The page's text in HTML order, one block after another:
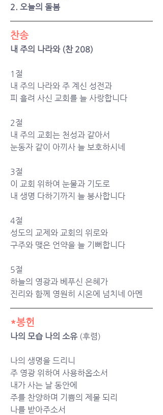
2. 오늘의 돌봄
찬송
내 주의 나라와 (찬 208)
1절
내 주의 나라와 주 계신 성전과
2절
내 주의 교회는 천성과 같아서
3절
이 교회 위하여 눈물과 기도로
4절
성도의 교제와 교회의 위로와
5절
하늘의 영광과 베푸신 은혜가
진리와 함께 영원히 시온에 넘치네 아멘
*봉헌
나의 모습 나의 소유 (후렴)
나의 생명을 드리니
주 영광 위하여 사용하옵소서
내가 사는 날 동안에
주를 찬양하며 기쁨의 제물 되리
나를 받아주소서